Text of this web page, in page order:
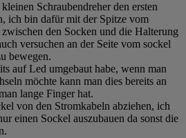
Schraubendreher den ersten
ich bin dafür mit der Spitze vom
den Socken und die Halterung
versuchen an der Seite vom sockel
bewegen.
auf Led umgebaut habe, wenn man
möchte kann man dies bereits an
lange Finger hat.
von den Stromkabeln abziehen, ich
einen Sockel auszubauen da sonst die